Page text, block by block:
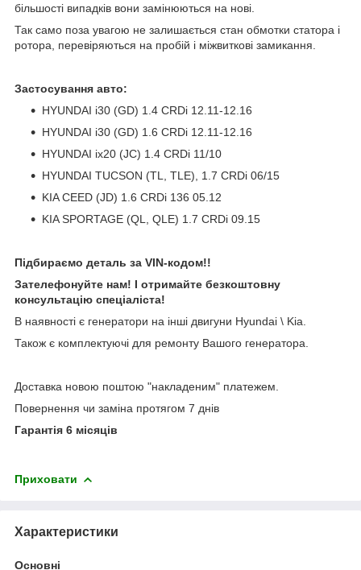
більшості випадків вони замінюються на нові.
Так само поза увагою не залишається стан обмотки статора і
ротора, перевіряються на пробій і міжвиткові замикання.
Застосування авто:
HYUNDAI i30 (GD) 1.4 CRDi 12.11-12.16
HYUNDAI i30 (GD) 1.6 CRDi 12.11-12.16
HYUNDAI ix20 (JC) 1.4 CRDi 11/10
HYUNDAI TUCSON (TL, TLE), 1.7 CRDi 06/15
KIA CEED (JD) 1.6 CRDi 136 05.12
KIA SPORTAGE (QL, QLE) 1.7 CRDi 09.15
Підбираємо деталь за VIN-кодом!!
Зателефонуйте нам! І отримайте безкоштовну
консультацію спеціаліста!
В наявності є генератори на інші двигуни Hyundai \ Kia.
Також є комплектуючі для ремонту Вашого генератора.
Доставка новою поштою "накладеним" платежем.
Повернення чи заміна протягом 7 днів
Гарантія 6 місяців
Приховати
Характеристики
Основні